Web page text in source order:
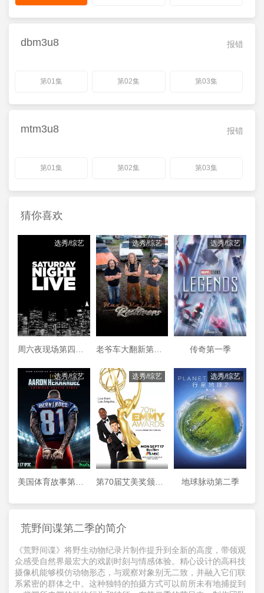
报错
dbm3u8
第01集 第02集 第03集
报错
mtm3u8
第01集 第02集 第03集
猜你喜欢
选秀/综艺 选秀/综艺
老爷车大翻新第三季
选秀/综艺
传奇第一季
选秀/综艺
美国体育故事第一季
选秀/综艺
第70届艾美奖颁奖典礼
选秀/综艺
地球脉动第二季
荒野间谍第二季的简介
《荒野间谍》将野生动物纪录片制作提升到全新的高度，带领观
众感受自然界最宏大的戏剧时刻与情感体验。精心设计的高科技
摄像机能够模仿动物形态，与观察对象别无二致，并融入它们联
系紧密的群体之中。这种独特的拍摄方式可以前所未有地捕捉到